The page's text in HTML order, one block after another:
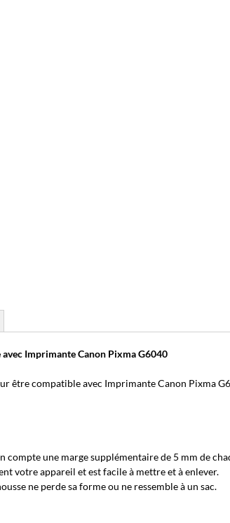
Imprimante Canon Pixma G6040
être compatible avec Imprimante Canon Pixma
une marge supplémentaire de 5 mm de
votre appareil et est facile à mettre et à enlever.
ne perde sa forme ou ne ressemble à un sac.